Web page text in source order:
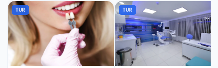
TUR TUR